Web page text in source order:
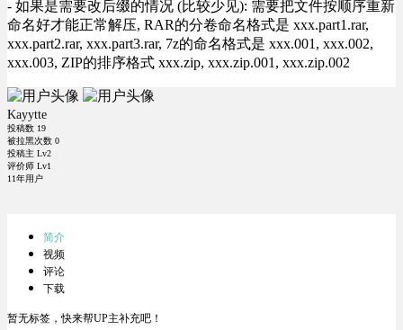
- 如果是需要改后缀的情况 (比较少见): 需要把文件按顺序重新
命名好才能正常解压, RAR的分卷命名格式是 xxx.part1.rar,
xxx.part2.rar, xxx.part3.rar, 7z的命名格式是 xxx.001, xxx.002,
xxx.003, ZIP的排序格式 xxx.zip, xxx.zip.001, xxx.zip.002
Kayytte
投稿数 19
被拉黑次数 0
投稿主 Lv2
评价师 Lv1
11年用户
简介
视频
评论
下载
暂无标签，快来帮UP主补充吧！